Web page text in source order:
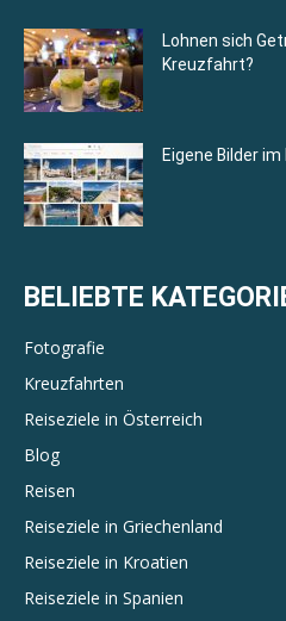
Lohnen sich
Kreuzfahrt?
Eigene Bilder
BELIEBTE
Fotografie
Kreuzfahrten
Reiseziele in Österreich
Blog
Reisen
Reiseziele in Griechenland
Reiseziele in Kroatien
Reiseziele in Spanien